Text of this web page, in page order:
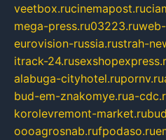
veetbox.rucinemapost.ru
mega-press.ru03223.ru
eurovision-russia.rustrah-
itrack-24.ru
alabuga-cityhotel.rupornv.ru
bud-em-znakomye.rua-
korolevremont-market.ru
oooagrosnab.rufpodaso.ru